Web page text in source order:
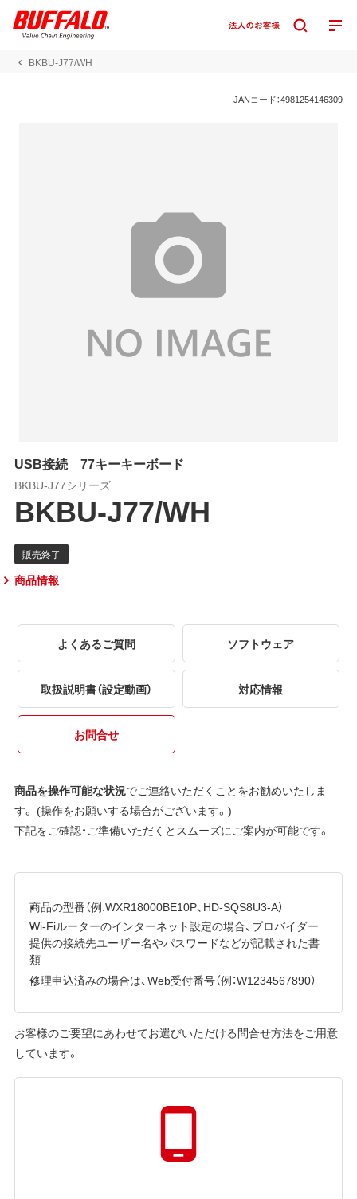
BKBU-J77/WH
JANコード：4981254146309
USB接続 77キーキーボード
BKBU-J77シリーズ
BKBU-J77/WH
商品情報
よくあるご質問 ソフトウェア
取扱説明書（設定動画） 対応情報
お問合せ
商品を操作可能な状況でご連絡いただくことをお勧めいたしま
す。 (操作をお願いする場合がございます。)
下記をご確認・ご準備いただくとスムーズにご案内が可能です。
商品の型番（例:WXR18000BE10P、HD-SQS8U3-A）
Wi-Fiルーターのインターネット設定の場合、プロバイダー
提供の接続先ユーザー名やパスワードなどが記載された書
類
修理申込済みの場合は、Web受付番号（例：W1234567890）
お客様のご要望にあわせてお選びいただける問合せ方法をご用意
しています。